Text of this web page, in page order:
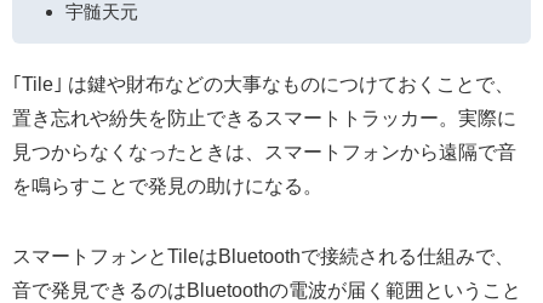
宇髄天元
｢Tile｣ は鍵や財布などの大事なものにつけておくことで、
置き忘れや紛失を防止できるスマートトラッカー。実際に
見つからなくなったときは、スマートフォンから遠隔で音
を鳴らすことで発見の助けになる。
スマートフォンとTileはBluetoothで接続される仕組みで、
音で発見できるのはBluetoothの電波が届く範囲ということ